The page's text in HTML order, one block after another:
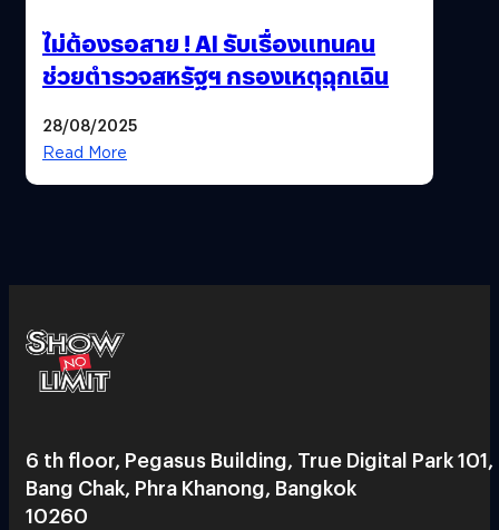
ไม่ต้องรอสาย ! AI รับเรื่องแทนคน
ช่วยตำรวจสหรัฐฯ กรองเหตุฉุกเฉิน
28/08/2025
Read More
6 th floor, Pegasus Building, True Digital Park 101,
Bang Chak, Phra Khanong, Bangkok
10260